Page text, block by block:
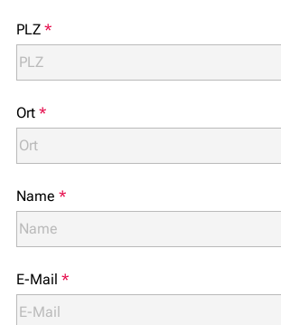
PLZ *
Ort *
Name *
E-Mail *